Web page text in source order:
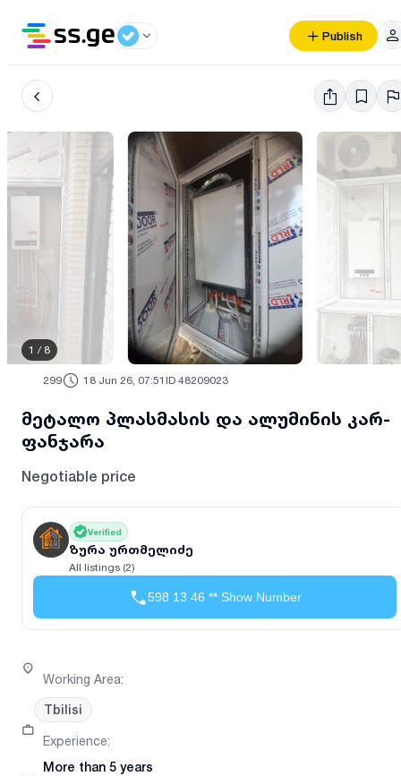
Publish
1 / 8
299 18 Jun 26, 07:51 ID 48209023
მეტალო პლასმასის და ალუმინის კარ-
ფანჯარა
Negotiable price
Verified
ზურა ურთმელიძე
All listings (2)
598 13 46 ** Show Number
Working Area:
Tbilisi
Experience:
More than 5 years